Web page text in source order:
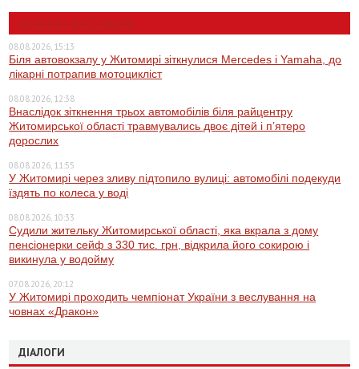
НОВИНИ ЖИТОМИРА
08.08.2026, 15:13
Біля автовокзалу у Житомирі зіткнулися Mercedes і Yamaha, до
лікарні потрапив мотоцикліст
08.08.2026, 12:38
Внаслідок зіткнення трьох автомобілів біля райцентру
Житомирської області травмувались двоє дітей і пʼятеро
дорослих
08.08.2026, 11:55
У Житомирі через зливу підтопило вулиці: автомобілі подекуди
їздять по колеса у воді
08.08.2026, 10:33
Судили жительку Житомирської області, яка вкрала з дому
пенсіонерки сейф з 330 тис. грн, відкрила його сокирою і
викинула у водойму
07.08.2026, 20:12
У Житомирі проходить чемпіонат України з веслування на
човнах «Дракон»
ДІАЛОГИ